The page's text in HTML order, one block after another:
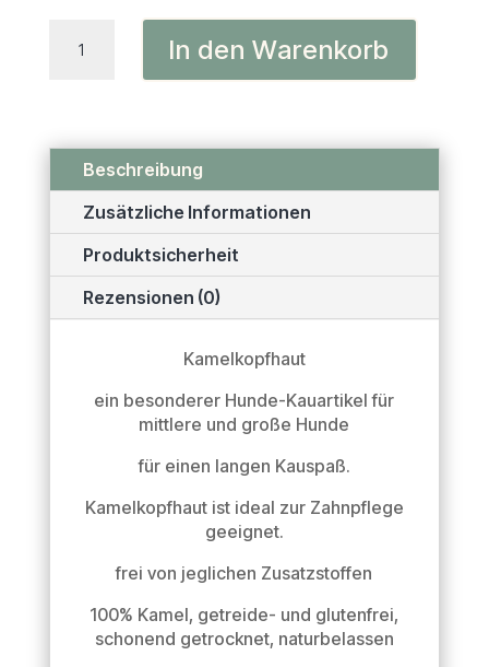
Kamelkopfhaut
geflochten
In den Warenkorb
Beschreibung
Zusätzliche Informationen
Produktsicherheit
Rezensionen (0)
Kamelkopfhaut
ein besonderer Hunde-Kauartikel für
mittlere und große Hunde
für einen langen Kauspaß.
Kamelkopfhaut ist ideal zur Zahnpflege
geeignet.
frei von jeglichen Zusatzstoffen
100% Kamel, getreide- und glutenfrei,
schonend getrocknet, naturbelassen